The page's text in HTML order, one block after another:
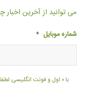
می توانید از آخرین اخبار
شماره موبایل *
با ۰ اول و فونت انگلیسی لطفا!